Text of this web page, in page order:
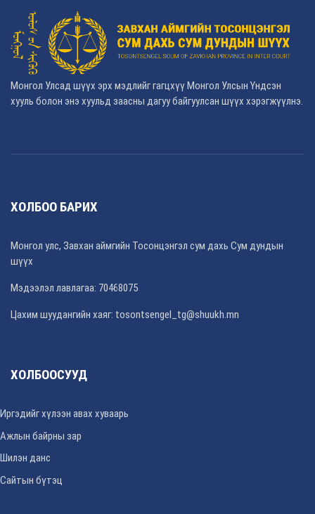
Монгол Улсад шүүх эрх мэдлийг гагцхүү Монгол Улсын Үндсэн
хууль болон энэ хуульд заасны дагуу байгуулсан шүүх хэрэгжүүлнэ.
ХОЛБОО БАРИХ
Монгол улс, Завхан аймгийн Тосонцэнгэл сум дахь Сум дундын
шүүх
Мэдээлэл лавлагаа: 70468075
Цахим шуудангийн хаяг: tosontsengel_tg@shuukh.mn
ХОЛБООСУУД
Иргэдийг хүлээн авах хуваарь
Ажлын байрны зар
Шилэн данс
Сайтын бүтэц